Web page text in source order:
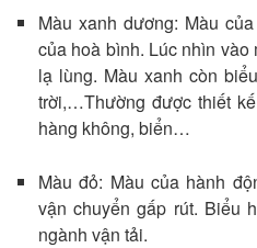
Màu xanh dương: Màu
của hoà bình. Lúc nhìn vào
lạ lùng. Màu xanh còn
trời,…Thường được thiết kế
hàng không, biển…
Màu đỏ: Màu của hành
vận chuyển gấp rút. Biểu
ngành vận tải.